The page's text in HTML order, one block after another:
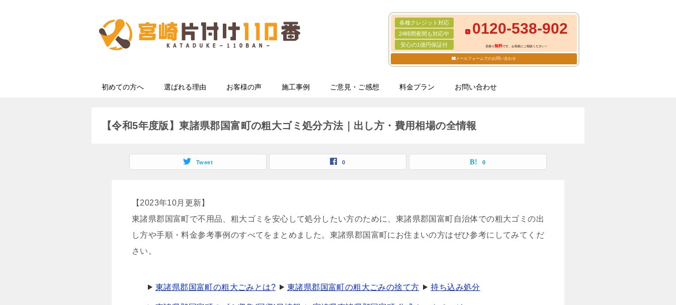
各種クレジット対応
24時間夜間も対応中
安心の1億円保証付
0120-538-902
見積り無料です。お気軽にご相談ください！
メールフォームでのお問い合わせ
初めての方へ 選ばれる理由 お客様の声 施工事例 ご意見・ご感想 料金プラン お問い合わせ
【令和5年度版】東諸県郡国富町の粗大ゴミ処分方法｜出し方・費用相場の全情報
Tweet 0 0
【2023年10月更新】
東諸県郡国富町で不用品、粗大ゴミを安心して処分したい方のために、東諸県郡国富町自治体での粗大ゴミの出
し方や手順・料金参考事例のすべてをまとめました。東諸県郡国富町にお住まいの方はぜひ参考にしてみてくだ
さい。
東諸県郡国富町の粗大ごみとは? 東諸県郡国富町の粗大ごみの捨て方 持ち込み処分